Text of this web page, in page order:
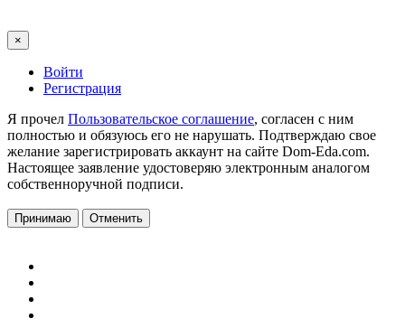
×
Войти
Регистрация
Я прочел Пользовательское соглашение, согласен с ним
полностью и обязуюсь его не нарушать. Подтверждаю свое
желание зарегистрировать аккаунт на сайте Dom-Eda.com.
Настоящее заявление удостоверяю электронным аналогом
собственноручной подписи.
Принимаю Отменить